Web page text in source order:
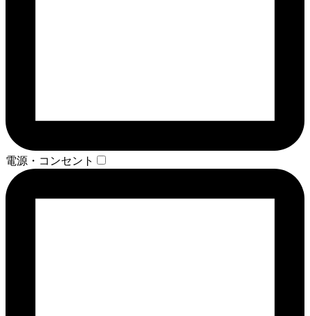
電源・コンセント